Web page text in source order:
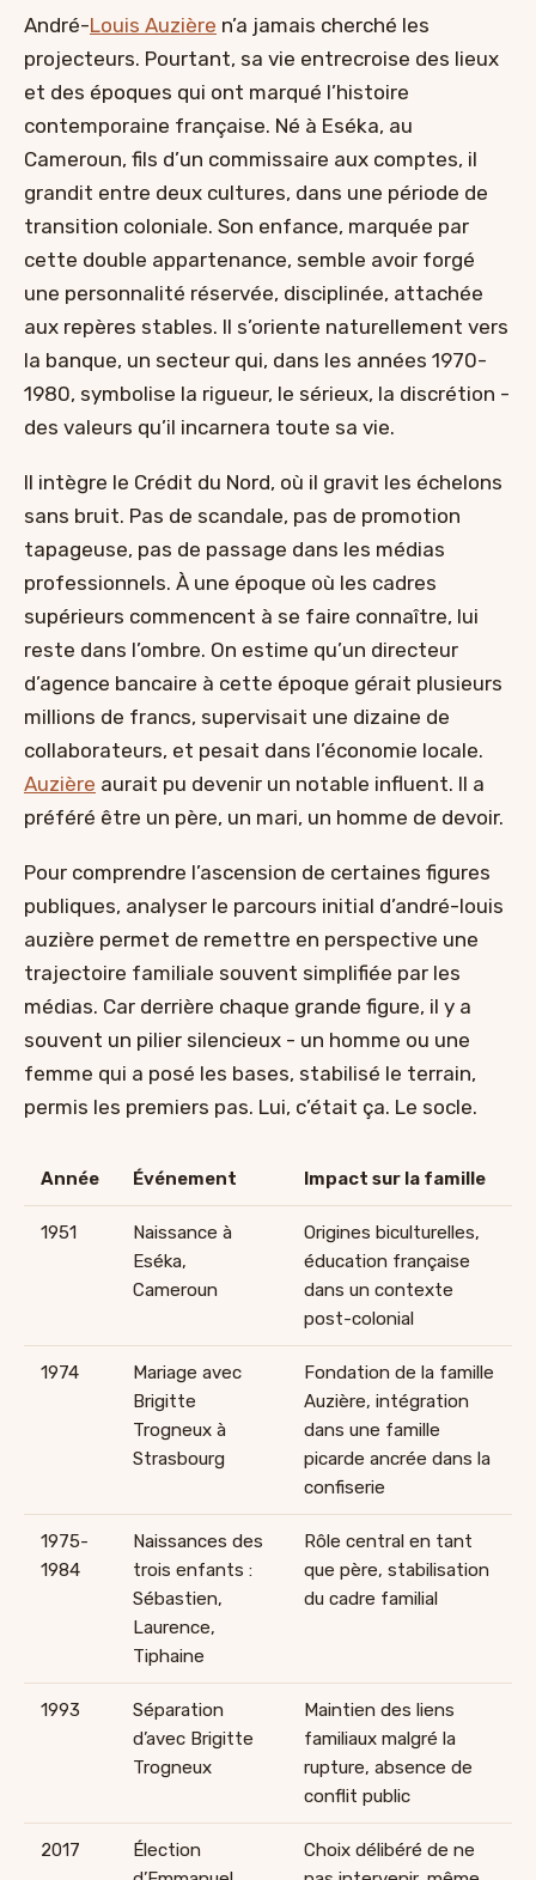
André-Louis Auzière n’a jamais cherché les
projecteurs. Pourtant, sa vie entrecroise des lieux
et des époques qui ont marqué l’histoire
contemporaine française. Né à Eséka, au
Cameroun, fils d’un commissaire aux comptes, il
grandit entre deux cultures, dans une période de
transition coloniale. Son enfance, marquée par
cette double appartenance, semble avoir forgé
une personnalité réservée, disciplinée, attachée
aux repères stables. Il s’oriente naturellement vers
la banque, un secteur qui, dans les années 1970-
1980, symbolise la rigueur, le sérieux, la discrétion -
des valeurs qu’il incarnera toute sa vie.
Il intègre le Crédit du Nord, où il gravit les échelons
sans bruit. Pas de scandale, pas de promotion
tapageuse, pas de passage dans les médias
professionnels. À une époque où les cadres
supérieurs commencent à se faire connaître, lui
reste dans l’ombre. On estime qu’un directeur
d’agence bancaire à cette époque gérait plusieurs
millions de francs, supervisait une dizaine de
collaborateurs, et pesait dans l’économie locale.
Auzière aurait pu devenir un notable influent. Il a
préféré être un père, un mari, un homme de devoir.
Pour comprendre l’ascension de certaines figures
publiques, analyser le parcours initial d’andré-louis
auzière permet de remettre en perspective une
trajectoire familiale souvent simplifiée par les
médias. Car derrière chaque grande figure, il y a
souvent un pilier silencieux - un homme ou une
femme qui a posé les bases, stabilisé le terrain,
permis les premiers pas. Lui, c’était ça. Le socle.
Année Événement Impact sur la famille
1951
Naissance à
Eséka,
Cameroun
Origines biculturelles,
éducation française
dans un contexte
post-colonial
1974
Mariage avec
Brigitte
Trogneux à
Strasbourg
Fondation de la famille
Auzière, intégration
dans une famille
picarde ancrée dans la
confiserie
1975-
1984
Naissances des
trois enfants :
Sébastien,
Laurence,
Tiphaine
Rôle central en tant
que père, stabilisation
du cadre familial
1993
Séparation
d’avec Brigitte
Trogneux
Maintien des liens
familiaux malgré la
rupture, absence de
conflit public
2017
Élection
Choix délibéré de ne